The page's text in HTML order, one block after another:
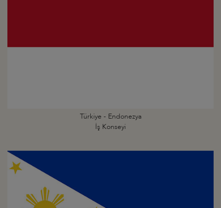
Türkiye - Endonezya
İş Konseyi